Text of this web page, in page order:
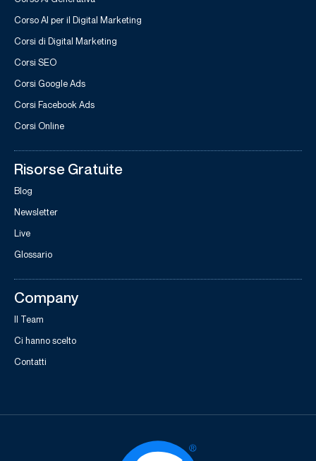
Corso AI per il Digital Marketing
Corsi di Digital Marketing
Corsi SEO
Corsi Google Ads
Corsi Facebook Ads
Corsi Online
Risorse Gratuite
Blog
Newsletter
Live
Glossario
Company
Il Team
Ci hanno scelto
Contatti